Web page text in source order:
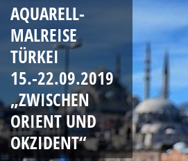
AQUARELL-
MALREISE
TÜRKEI
15.-22.09.2019
„ZWISCHEN
ORIENT UND
OKZIDENT“